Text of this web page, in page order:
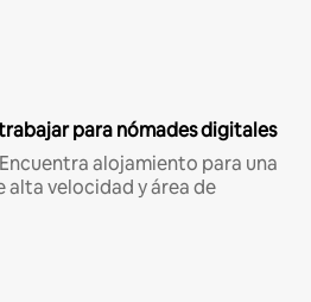
para nómades digitales
alojamiento para una
velocidad y área de